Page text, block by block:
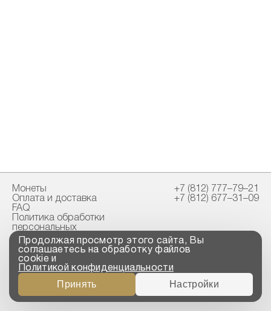
Монеты
Оплата и доставка
FAQ
Политика обработки
персональных
данных
Свидетельство
пробирной палаты
+7 (812) 777–79–21
+7 (812) 677–31–09
Copyright © 2023-2026
“ООО ТРОЙСКИЙ
СТАНДАРТ”
Продолжая просмотр этого сайта, Вы
соглашаетесь на обработку файлов
cookie и
Политикой конфиденциальности
Принять Настройки